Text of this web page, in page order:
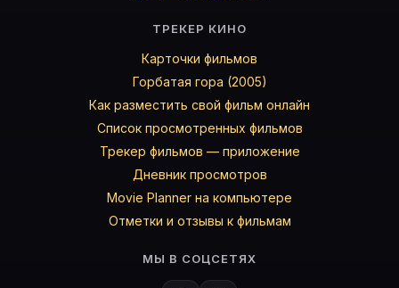
ТРЕКЕР КИНО
Карточки фильмов
Горбатая гора (2005)
Как разместить свой фильм онлайн
Список просмотренных фильмов
Трекер фильмов — приложение
Дневник просмотров
Movie Planner на компьютере
Отметки и отзывы к фильмам
МЫ В СОЦСЕТЯХ